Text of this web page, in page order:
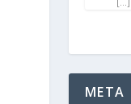
[…]
META